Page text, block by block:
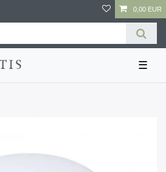
0,00 EUR
☰